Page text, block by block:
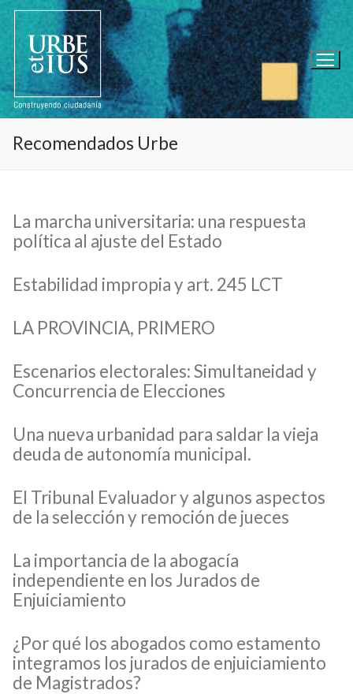
contenido
Recomendados Urbe
La marcha universitaria: una respuesta
política al ajuste del Estado
Estabilidad impropia y art. 245 LCT
LA PROVINCIA, PRIMERO
Escenarios electorales: Simultaneidad y
Concurrencia de Elecciones
Una nueva urbanidad para saldar la vieja
deuda de autonomía municipal.
El Tribunal Evaluador y algunos aspectos
de la selección y remoción de jueces
La importancia de la abogacía
independiente en los Jurados de
Enjuiciamiento
¿Por qué los abogados como estamento
integramos los jurados de enjuiciamiento
de Magistrados?